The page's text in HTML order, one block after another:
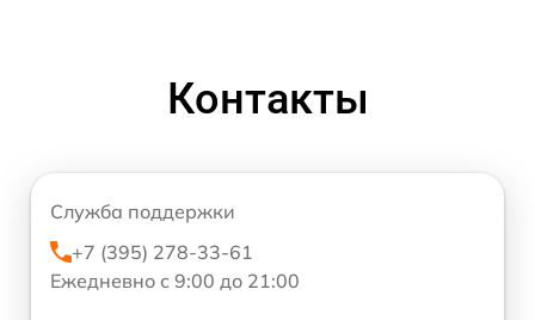
Контакты
Служба поддержки
+7 (395) 278-33-61
Ежедневно с 9:00 до 21:00